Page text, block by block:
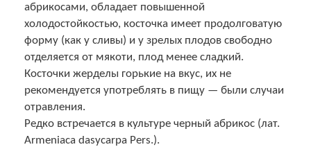
абрикосами, обладает повышенной
холодостойкостью, косточка имеет продолговатую
форму (как у сливы) и у зрелых плодов свободно
отделяется от мякоти, плод менее сладкий.
Косточки жерделы горькие на вкус, их не
рекомендуется употреблять в пищу — были случаи
отравления.
Редко встречается в культуре черный абрикос (лат.
Armeniaca dasycarpa Pers.).